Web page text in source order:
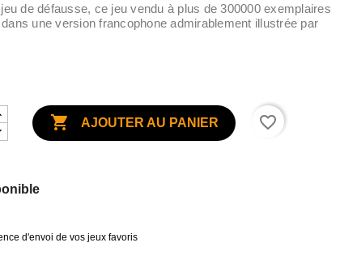
de défausse, ce jeu vendu à plus de 300000 exemplaires
une version francophone admirablement illustrée par
 AJOUTER AU PANIER favorite_border
d'envoi de vos jeux favoris